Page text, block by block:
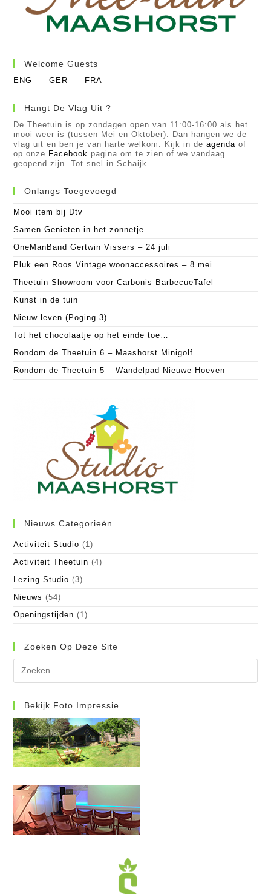
Welcome Guests
ENG –GER – FRA
Hangt De Vlag Uit ?
De Theetuin is op zondagen open van 11:00-16:00 als het
mooi weer is (tussen Mei en Oktober). Dan hangen we de
vlag uit en ben je van harte welkom. Kijk in deagenda of
op onze Facebook pagina om te zien of we vandaag
geopend zijn. Tot snel in Schaijk.
Onlangs Toegevoegd
Mooi item bij Dtv
Samen Genieten in het zonnetje
OneManBand Gertwin Vissers – 24 juli
Pluk een Roos Vintage woonaccessoires – 8 mei
Theetuin Showroom voor Carbonis BarbecueTafel
Kunst in de tuin
Nieuw leven (Poging 3)
Tot het chocolaatje op het einde toe…
Rondom de Theetuin 6 – Maashorst Minigolf
Rondom de Theetuin 5 – Wandelpad Nieuwe Hoeven
Nieuws Categorieën
Activiteit Studio (1)
Activiteit Theetuin (4)
Lezing Studio (3)
Nieuws (54)
Openingstijden (1)
Zoeken Op Deze Site
Bekijk Foto Impressie